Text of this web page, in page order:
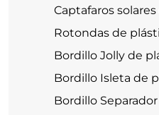
Captafaros
Rotondas de
Bordillo Jolly de
Bordillo Isleta de
Bordillo